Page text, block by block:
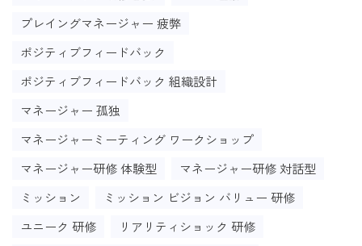
プレイングマネージャー 疲弊
ポジティブフィードバック
ポジティブフィードバック 組織設計
マネージャー 孤独
マネージャーミーティング ワークショップ
マネージャー研修 体験型
マネージャー研修 対話型
ミッション
ミッション ビジョン バリュー 研修
ユニーク 研修
リアリティショック 研修